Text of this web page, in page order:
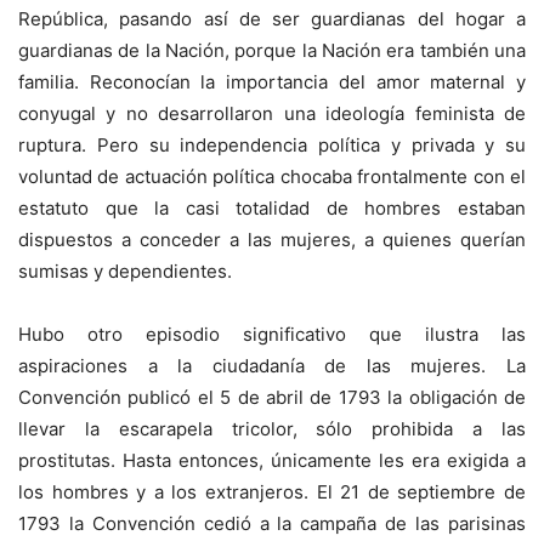
República, pasando así de ser guardianas del hogar a
guardianas de la Nación, porque la Nación era también una
familia. Reconocían la importancia del amor maternal y
conyugal y no desarrollaron una ideología feminista de
ruptura. Pero su independencia política y privada y su
voluntad de actuación política chocaba frontalmente con el
estatuto que la casi totalidad de hombres estaban
dispuestos a conceder a las mujeres, a quienes querían
sumisas y dependientes.
Hubo otro episodio significativo que ilustra las
aspiraciones a la ciudadanía de las mujeres. La
Convención publicó el 5 de abril de 1793 la obligación de
llevar la escarapela tricolor, sólo prohibida a las
prostitutas. Hasta entonces, únicamente les era exigida a
los hombres y a los extranjeros. El 21 de septiembre de
1793 la Convención cedió a la campaña de las parisinas